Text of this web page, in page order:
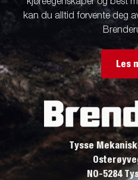
kjøreegenskaper og best
kan du alltid forvente deg
Les
Tysse
NO-5284